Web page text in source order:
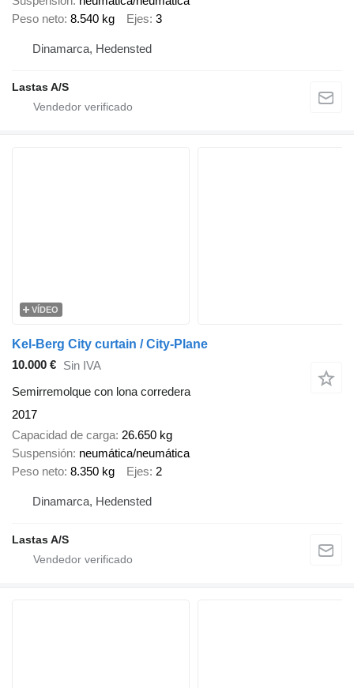
Peso neto 8.540 kg Ejes 3
Dinamarca, Hedensted
Lastas A/S
VÍDEO
Kel-Berg City curtain / City-Plane
10.000 € Sin IVA
Semirremolque con lona corredera
2017
Capacidad de carga 26.650 kg
Suspensión neumática/neumática
Peso neto 8.350 kg Ejes 2
Dinamarca, Hedensted
Lastas A/S